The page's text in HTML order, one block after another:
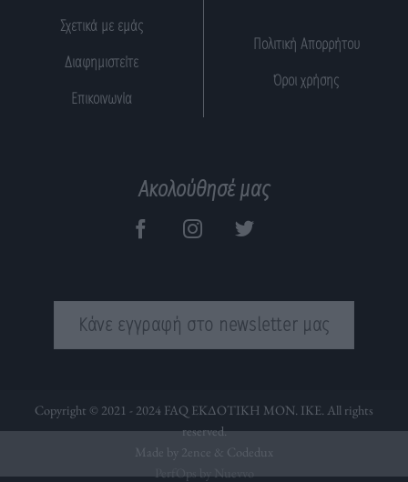
Σχετικά με εμάς
Διαφημιστείτε
Επικοινωνία
Πολιτική Απορρήτου
Όροι χρήσης
Ακολούθησέ μας
Κάνε εγγραφή στο newsletter μας
Copyright © 2021 - 2024 FAQ ΕΚΔΟΤΙΚΗ ΜΟΝ. ΙΚΕ. All rights
reserved.
Made by 2ence & Codedux
PerfOps by Nuevvo